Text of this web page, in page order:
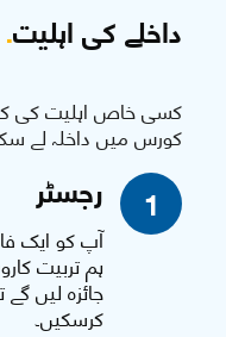
داخلے کی اہلیت.
کسی خاص اہلیت کی
کورس میں داخلہ لے
1 رجسٹر
آپ کو ایک
ہم تربیت
جائزہ لیں گے
کرسکیں۔